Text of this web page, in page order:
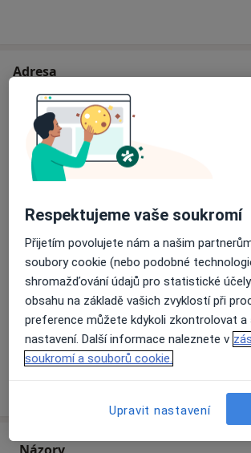
Adresa
Privátní praktická lékařka
sídliště Družba 1189,
Dostupnost
Na této adrese online kalendář není
Co mám v takové situaci udělat?
Způsoby platby (soukromé návštěvy)
Na teto adrese lékař přijímá
Detaily
o adrese
Respektujeme vaše soukromí
Přijetím povolujete nám a našim
soubory cookie (nebo podobné
shromažďování údajů pro statistické
obsahu na základě vašich zvyklostí při
preference můžete kdykoli zkontrolovat a
nastavení. Další informace naleznete v
soukromí a souborů cookie.
Upravit nastavení